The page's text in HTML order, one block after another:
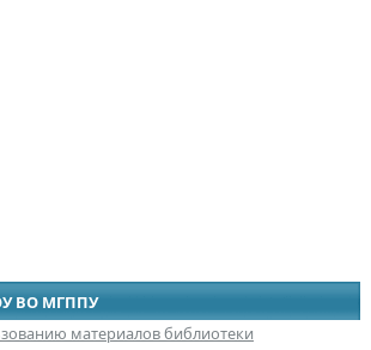
ВО МГППУ
материалов библиотеки